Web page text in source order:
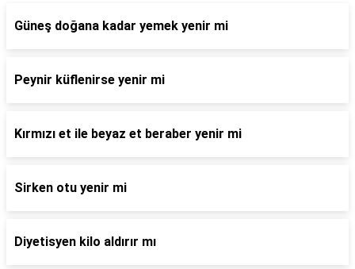
Güneş doğana kadar yemek yenir mi
Peynir küflenirse yenir mi
Kırmızı et ile beyaz et beraber yenir mi
Sirken otu yenir mi
Diyetisyen kilo aldırır mı